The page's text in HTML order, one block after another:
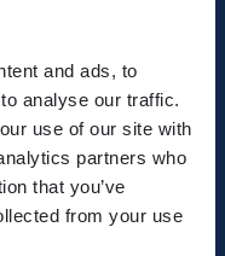
and ads, to
analyse our traffic.
use of our site with
partners who
that you’ve
from your use